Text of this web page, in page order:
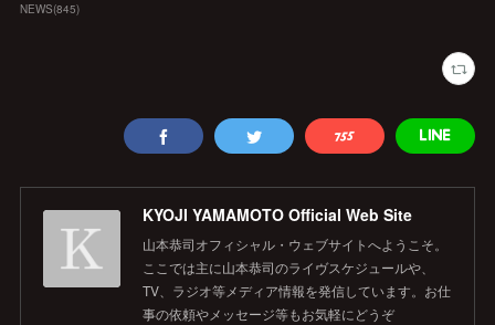
NEWS(845)
KYOJI YAMAMOTO Official Web Site
山本恭司オフィシャル・ウェブサイトへようこそ。
ここでは主に山本恭司のライヴスケジュールや、
TV、ラジオ等メディア情報を発信しています。お仕
事の依頼やメッセージ等もお気軽にどうぞ